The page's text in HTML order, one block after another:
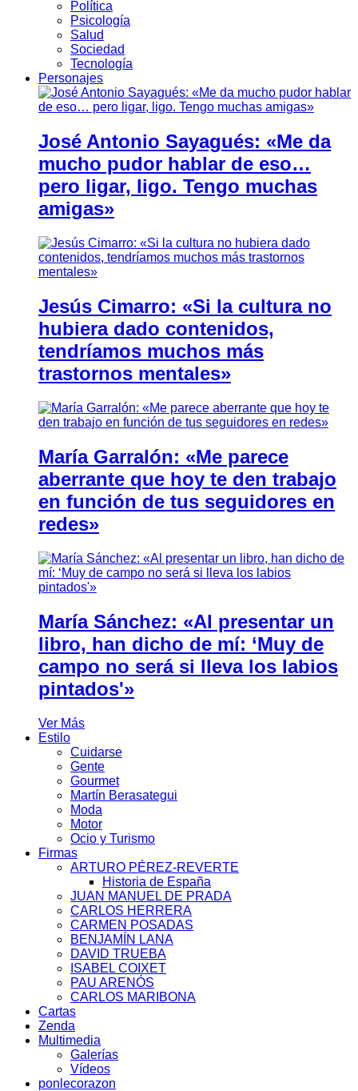
Política
Psicología
Salud
Sociedad
Tecnología
Personajes
José Antonio Sayagués: «Me da
mucho pudor hablar de eso…
pero ligar, ligo. Tengo muchas
amigas»
Jesús Cimarro: «Si la cultura no
hubiera dado contenidos,
tendríamos muchos más
trastornos mentales»
María Garralón: «Me parece
aberrante que hoy te den trabajo
en función de tus seguidores en
redes»
María Sánchez: «Al presentar un
libro, han dicho de mí: ‘Muy de
campo no será si lleva los labios
pintados'»
Ver Más
Estilo
Cuidarse
Gente
Gourmet
Martín Berasategui
Moda
Motor
Ocio y Turismo
Firmas
ARTURO PÉREZ-REVERTE
Historia de España
JUAN MANUEL DE PRADA
CARLOS HERRERA
CARMEN POSADAS
BENJAMÍN LANA
DAVID TRUEBA
ISABEL COIXET
PAU ARENÓS
CARLOS MARIBONA
Cartas
Zenda
Multimedia
Galerías
Vídeos
ponlecorazon